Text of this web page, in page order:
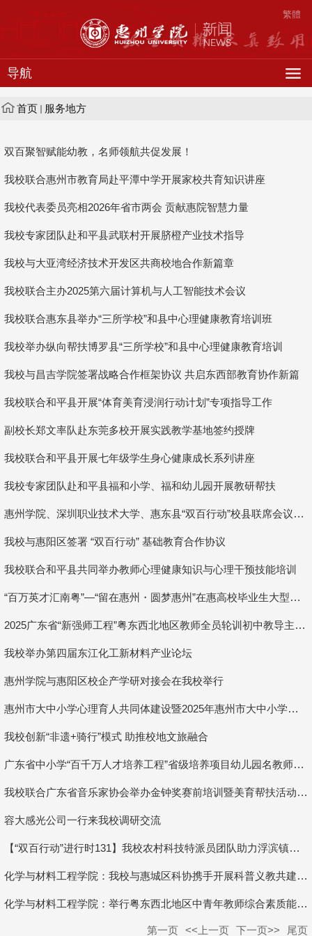
繁體
导航
首页 服务地方
双百聚智赋能幼教，名师领航共促发展！
我校联合惠州市教育局赴平潭中学开展家校共育知识讲座
我校代表委员亮相2026年省市两会 贡献惠院智慧力量
我校专家团队赴和平县武联村开展脐橙产业技术指导
我校与大亚湾经济技术开发区共商校地合作新篇章
我校联合主办2025第六届计算机与人工智能技术会议
我校联合惠东县举办“三所学校”和县中心理健康教育培训班
我校举办纵向帮扶博罗县“三所学校”和县中心理健康教育培训
我校与昌吉学院签署战略合作框架协议 共启东西部教育协作新篇
我校联合和平县开展“体育美育浸润行动计划”专项指导工作
副校长郑文率队赴东莞多校开展实践教学基地签约授牌
我校联合和平县开展七年级学生身心健康成长系列讲座
我校专家团队赴和平县福和小学、福和幼儿园开展教研帮扶
惠州学院、深圳职业技术大学、惠东县“双百行动”校县联席会议召开
我校与惠阳区签署 “双百行动” 基础教育合作协议
我校联合和平县共同举办教师心理健康知识与心理干预技能培训
“百万英才汇南粤”—“留在惠州・圆梦惠州”在惠高校毕业生大型专场招聘会在我校举办
2025广东省“新强师工程”粤东西北地区教师全员轮训初中教导主任培训（第一期）在我校开班
我校举办第四届东江化工新材料产业论坛
惠州学院与惠阳区校企产学研对接会在我校举行
惠州市大中小学心理育人共同体建设暨2025年惠州市大中小学心理健康教育活动月启动仪式在我校举行
我校创新“非遗+骑行”模式 助推校地文旅融合
广东省中小学“百千万人才培养工程”省级培养项目幼儿园名教师项目支教暨纵向帮扶“三所学校”（...
我校联合广东省音乐家协会举办金钟奖赛前培训暨美育帮扶活动，以"专业赛事+美育帮扶"...
容大感光公司一行来我校调研交流
【“双百行动”进行时131】我校农村科技特派员团队助力浮滨镇茶产业升级
化学与材料工程学院：我校与惠城区科协携手开展科普义教共建活动
化学与材料工程学院：举行粤东西北地区中青年教师综合素质能力提升专项培训班开班仪式
第一页 <<上一页 下一页>> 尾页